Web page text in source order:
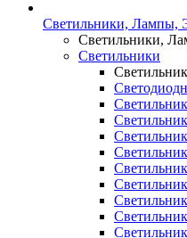
Светильники, Лампы,
Светильники,
Светильники